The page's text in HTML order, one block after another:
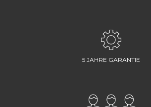
5 JAHRE GARANTIE